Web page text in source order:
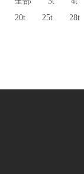
20t
25t 28t